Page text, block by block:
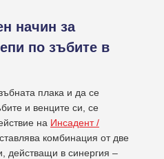
начин за
по зъбите в
плака и да се
и венците си, се
на Инсадент /
комбинация от две
действащи в синергия –